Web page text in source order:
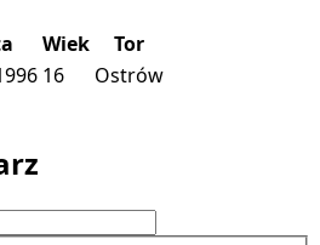
Wiek
Tor
16
Ostrów